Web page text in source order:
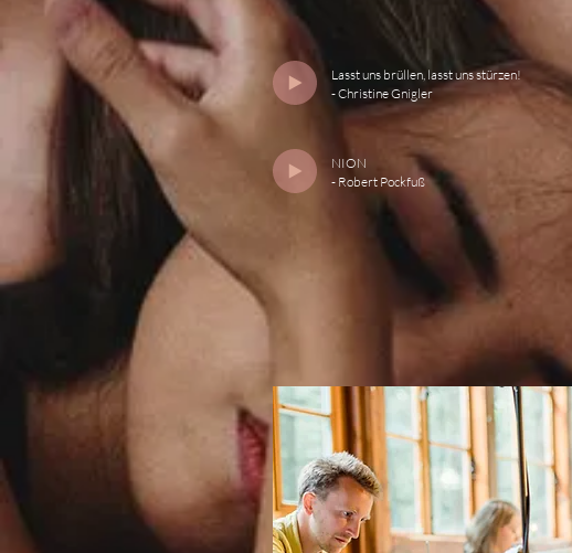
Lasst uns brüllen, lasst uns stürzen!
- Christine Gnigler
NION
- Robert Pockfuß